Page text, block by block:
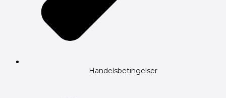
Handelsbetingelser